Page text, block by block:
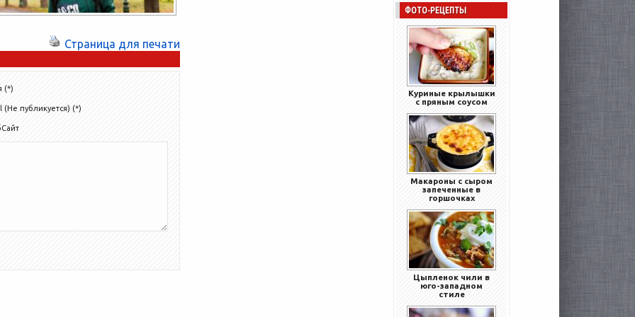
Страница для печати
(*)
(Не публикуется) (*)
ФОТО-РЕЦЕПТЫ
Куриные крылышки
с пряным соусом
Макароны с сыром
запеченные в
горшочках
Цыпленок чили в
юго-западном
стиле